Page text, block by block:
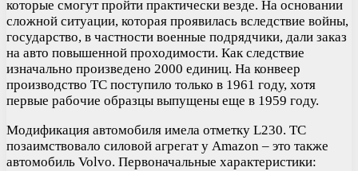
которые смогут пройти практически везде. На основании
сложной ситуации, которая проявилась вследствие войны,
государство, в частности военные подрядчики, дали заказ
на авто повышенной проходимости. Как следствие
изначально произведено 2000 единиц. На конвеер
производство ТС поступило только в 1961 году, хотя
первые рабочие образцы выпущены еще в 1959 году.
Модификация автомобиля имела отметку L230. ТС
позаимствовало силовой агрегат у Amazon – это также
автомобиль Volvo. Первоначальные характеристики: